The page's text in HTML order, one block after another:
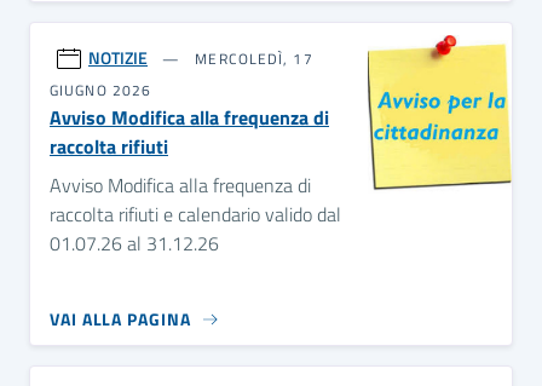
NOTIZIE
MERCOLEDÌ, 17
GIUGNO 2026
Avviso Modifica alla frequenza di
raccolta rifiuti
Avviso Modifica alla frequenza di
raccolta rifiuti e calendario valido dal
01.07.26 al 31.12.26
VAI ALLA PAGINA